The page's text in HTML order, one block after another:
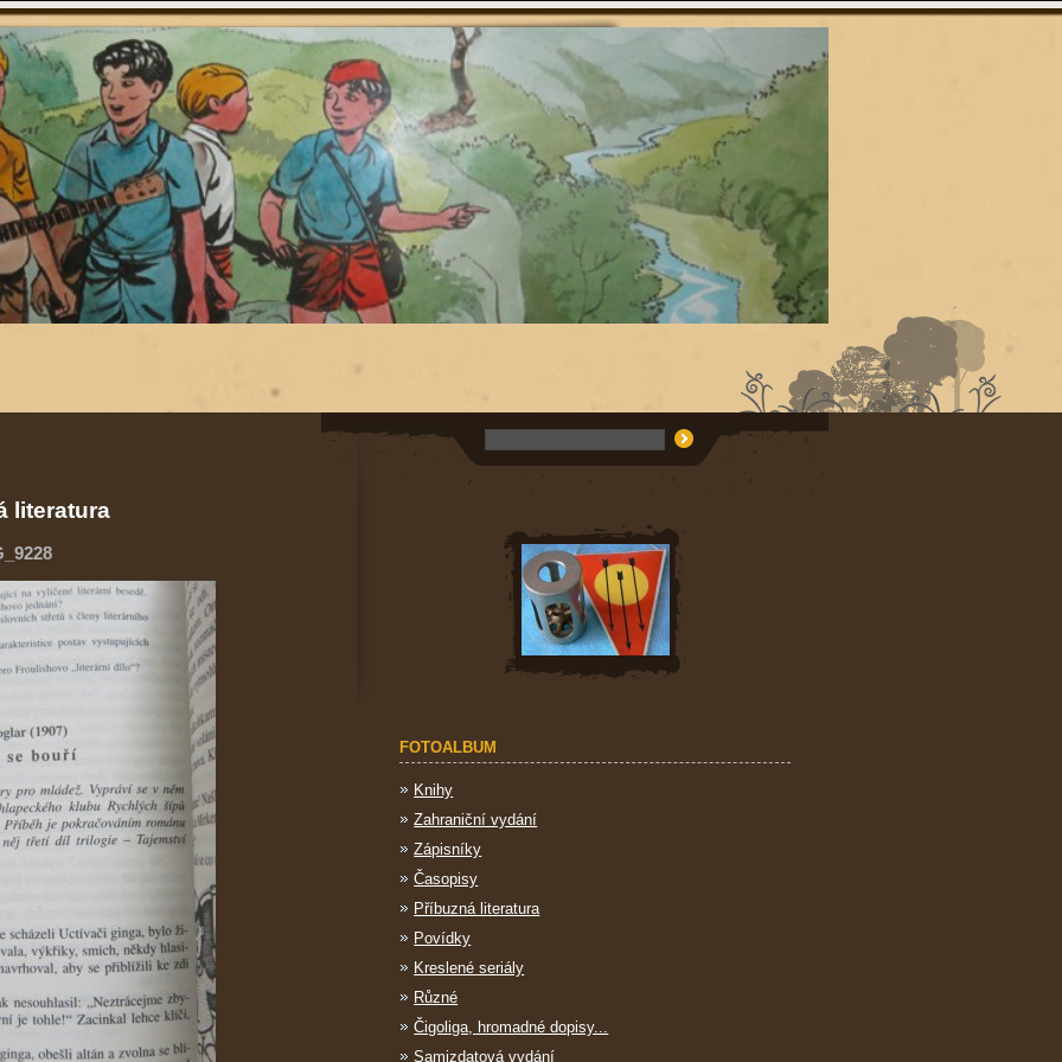
literatura
FOTOALBUM
Knihy
Zahraniční vydání
Zápisníky
Časopisy
Příbuzná literatura
Povídky
Kreslené seriály
Různé
Čigoliga, hromadné dopisy...
Samizdatová vydání